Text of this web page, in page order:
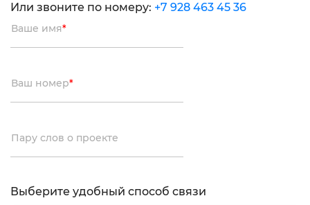
Или звоните по номеру: +7 928 463 45 36
Ваше имя*
Ваш номер*
Пару слов о проекте
Выберите удобный способ связи